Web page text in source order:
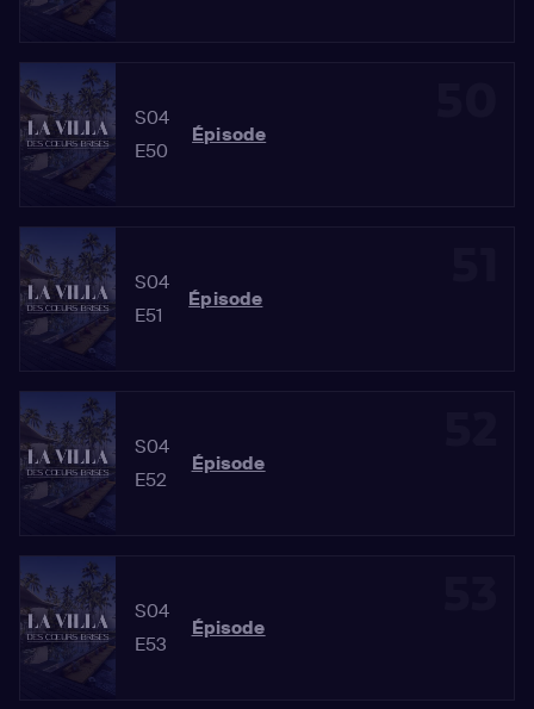
S04
E50
Épisode
S04
E51
Épisode
S04
E52
Épisode
S04
E53
Épisode